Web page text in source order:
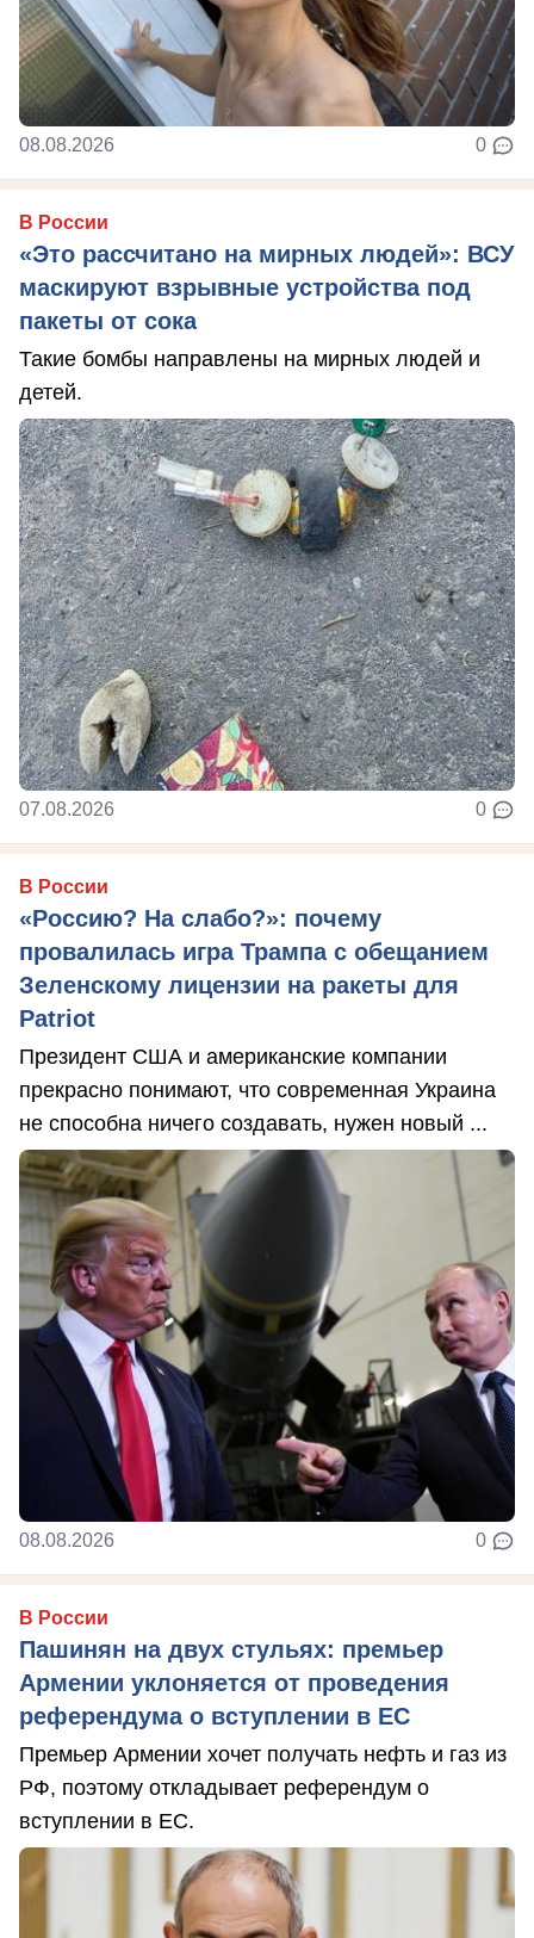
08.08.2026 0
В России
«Это рассчитано на мирных людей»: ВСУ
маскируют взрывные устройства под
пакеты от сока
Такие бомбы направлены на мирных людей и
детей.
07.08.2026 0
В России
«Россию? На слабо?»: почему
провалилась игра Трампа с обещанием
Зеленскому лицензии на ракеты для
Patriot
Президент США и американские компании
прекрасно понимают, что современная Украина
не способна ничего создавать, нужен новый ...
08.08.2026 0
В России
Пашинян на двух стульях: премьер
Армении уклоняется от проведения
референдума о вступлении в ЕС
Премьер Армении хочет получать нефть и газ из
РФ, поэтому откладывает референдум о
вступлении в ЕС.